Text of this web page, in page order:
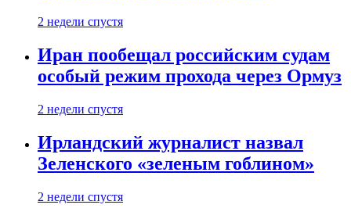
2 недели спустя
Иран пообещал российским судам
особый режим прохода через Ормуз
2 недели спустя
Ирландский журналист назвал
Зеленского «зеленым гоблином»
2 недели спустя